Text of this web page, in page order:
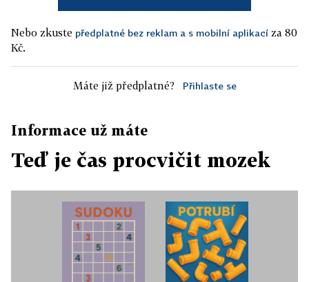
Nebo zkuste předplatné bez reklam a s mobilní aplikací za 80
Kč.
Máte již předplatné? Přihlaste se
Informace už máte
Teď je čas procvičit mozek